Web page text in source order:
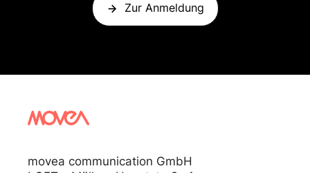
Zur Anmeldung
movea communication GmbH